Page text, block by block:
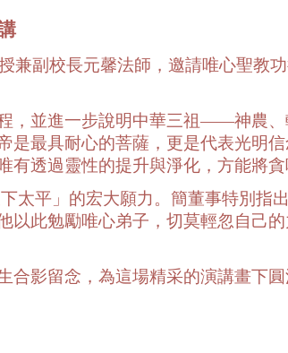
兼副校長元馨法師，邀請唯心聖教
，並進一步說明中華三祖——神農、
是最具耐心的菩薩，更是代表光明
透過靈性的提升與淨化，方能將貪
太平」的宏大願力。簡董事特別指
此勉勵唯心弟子，切莫輕忽自己
影留念，為這場精采的演講畫下圓